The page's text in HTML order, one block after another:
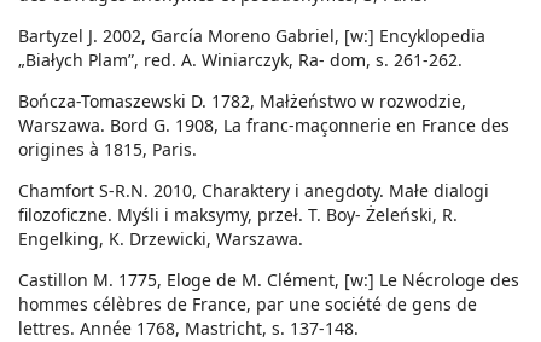
Bartyzel J. 2002, García Moreno Gabriel, [w:] Encyklopedia
„Białych Plam”, red. A. Winiarczyk, Ra- dom, s. 261-262.
Bończa-Tomaszewski D. 1782, Małżeństwo w rozwodzie,
Warszawa. Bord G. 1908, La franc-maçonnerie en France des
origines à 1815, Paris.
Chamfort S-R.N. 2010, Charaktery i anegdoty. Małe dialogi
filozoficzne. Myśli i maksymy, przeł. T. Boy- Żeleński, R.
Engelking, K. Drzewicki, Warszawa.
Castillon M. 1775, Eloge de M. Clément, [w:] Le Nécrologe des
hommes célèbres de France, par une société de gens de
lettres. Année 1768, Mastricht, s. 137-148.